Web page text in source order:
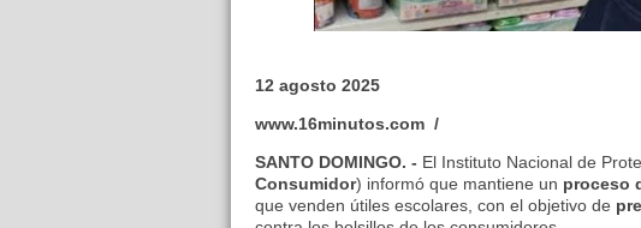
12 agosto 2025
www.16minutos.com /
SANTO DOMINGO. - El Instituto Nacional de
Consumidor) informó que mantiene un proceso
que venden útiles escolares, con el objetivo de